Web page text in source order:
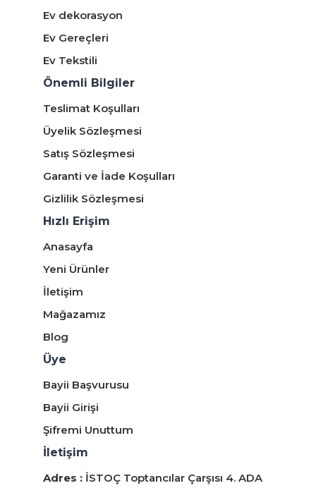
Ev dekorasyon
Ev Gereçleri
Ev Tekstili
Önemli Bilgiler
Teslimat Koşulları
Üyelik Sözleşmesi
Satış Sözleşmesi
Garanti ve İade Koşulları
Gizlilik Sözleşmesi
Hızlı Erişim
Anasayfa
Yeni Ürünler
İletişim
Mağazamız
Blog
Üye
Bayii Başvurusu
Bayii Girişi
Şifremi Unuttum
İletişim
Adres : İSTOÇ Toptancılar Çarşısı 4. ADA